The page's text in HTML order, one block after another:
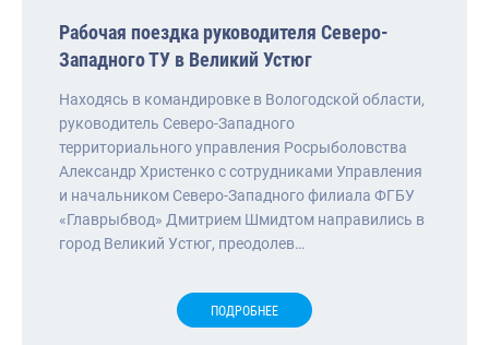
Рабочая поездка руководителя Северо-
Западного ТУ в Великий Устюг
Находясь в командировке в Вологодской области,
руководитель Северо-Западного
территориального управления Росрыболовства
Александр Христенко с сотрудниками Управления
и начальником Северо-Западного филиала ФГБУ
«Главрыбвод» Дмитрием Шмидтом направились в
город Великий Устюг, преодолев…
ПОДРОБНЕЕ